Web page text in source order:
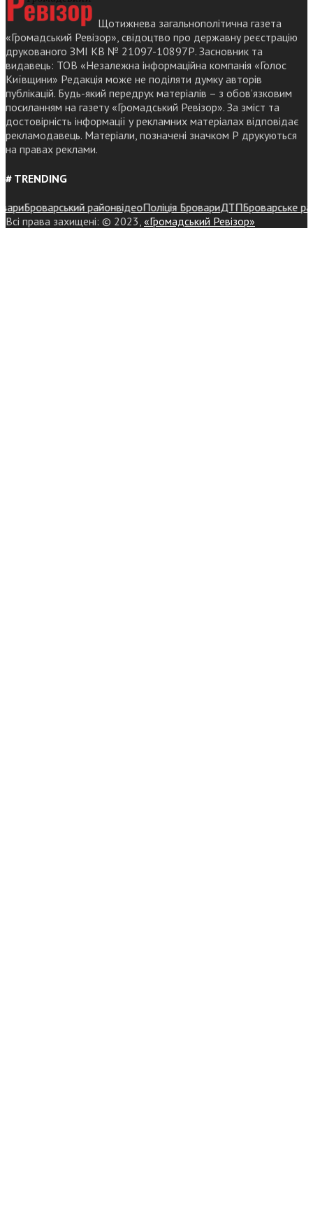
Щотижнева загальнополітична газета
«Громадський Ревізор», свідоцтво про державну реєстрацію
друкованого ЗМІ КВ № 21097-10897Р. Засновник та
видавець: ТОВ «Незалежна інформаційна компанія «Голос
Київщини» Редакція може не поділяти думку авторів
публікацій. Будь-який передрук матеріалів – з обов’язковим
посиланням на газету «Громадський Ревізор». За зміст та
достовірність інформації у рекламних матеріалах відповідає
рекламодавець. Матеріали, позначені значком Р друкуються
на правах реклами.
# TRENDING
Броварський районвідеоПоліція БровариДТПБроварське
Всі права захищені: © 2023, «Громадський Ревізор»